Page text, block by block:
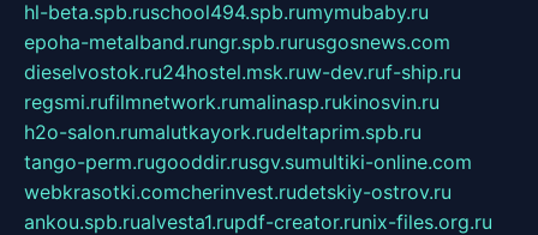
hl-beta.spb.ruschool494.spb.rumymubaby.ru
epoha-metalband.rungr.spb.rurusgosnews.com
dieselvostok.ru24hostel.msk.ruw-dev.ruf-ship.ru
regsmi.rufilmnetwork.rumalinasp.rukinosvin.ru
h2o-salon.rumalutkayork.rudeltaprim.spb.ru
tango-perm.rugooddir.rusgv.sumultiki-online.com
webkrasotki.comcherinvest.rudetskiy-ostrov.ru
ankou.spb.rualvesta1.rupdf-creator.runix-files.org.ru